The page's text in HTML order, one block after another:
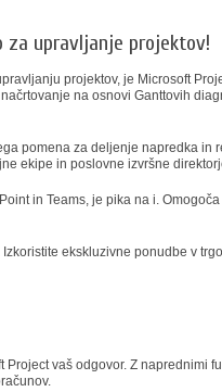
za upravljanje projektov!
projektov, je Microsoft
na osnovi Ganttovih
pomena za deljenje napredka
ekipe in poslovne izvršne
in Teams, je pika na i.
ekskluzivne ponudbe v
vaš odgovor. Z